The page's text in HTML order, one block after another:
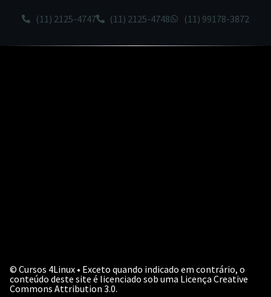
(11) 2125-4747 (11) 2125-4748 (11) 99178-3872
© Cursos 4Linux • Exceto quando indicado em contrário, o
conteúdo deste site é licenciado sob uma Licença Creative
Commons Attribution 3.0.